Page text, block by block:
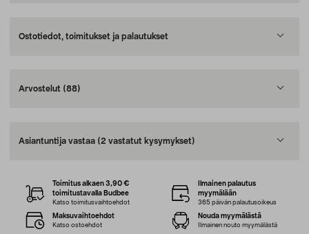
Ostotiedot, toimitukset ja palautukset
Arvostelut (88)
Asiantuntija vastaa (2 vastatut kysymykset)
Toimitus alkaen 3,90 €
toimitustavalla Budbee
Katso toimitusvaihtoehdot
Ilmainen palautus
myymälään
365 päivän palautusoikeus
Maksuvaihtoehdot
Katso ostoehdot
Nouda myymälästä
Ilmainen nouto myymälästä